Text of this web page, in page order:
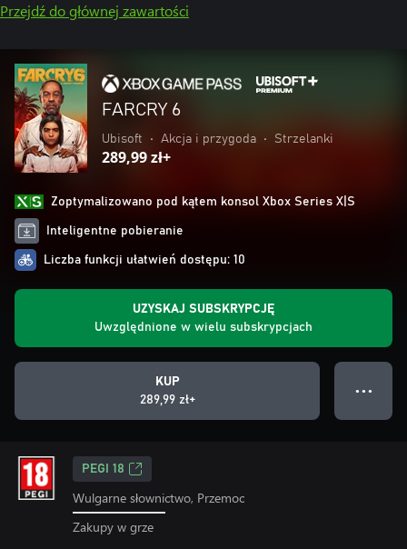
Przejdź do głównej zawartości
FARCRY 6
Ubisoft • Akcja i przygoda • Strzelanki
289,99 zł+
Zoptymalizowano pod kątem konsol Xbox Series X|S
Inteligentne pobieranie
Liczba funkcji ułatwień dostępu: 10
UZYSKAJ SUBSKRYPCJĘ
Uwzględnione w wielu subskrypcjach
KUP
289,99 zł+
● ● ●
PEGI 18
Wulgarne słownictwo, Przemoc
Zakupy w grze